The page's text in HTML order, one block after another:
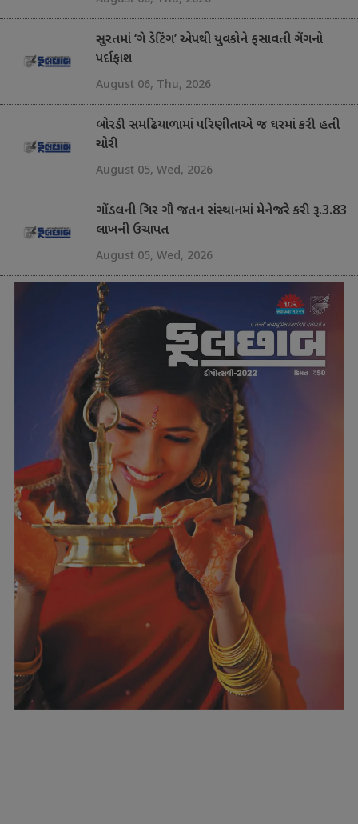
સુરતમાં ‘ગે ડેટિંગ’ એપથી યુવકોને ફસાવતી ગેંગનો
પર્દાફાશ
August 06, Thu, 2026
બોરડી સમઢિયાળામાં પરિણીતાએ જ ઘરમાં કરી હતી
ચોરી
August 05, Wed, 2026
ગોંડલની ગિર ગૌ જતન સંસ્થાનમાં મેનેજરે કરી રૂ.3.83
લાખની ઉચાપત
August 05, Wed, 2026